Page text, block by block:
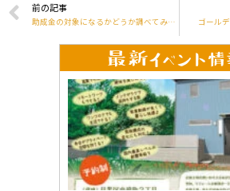
前の記事
助成金の対象になるかどうか調べてみませんか ゴール